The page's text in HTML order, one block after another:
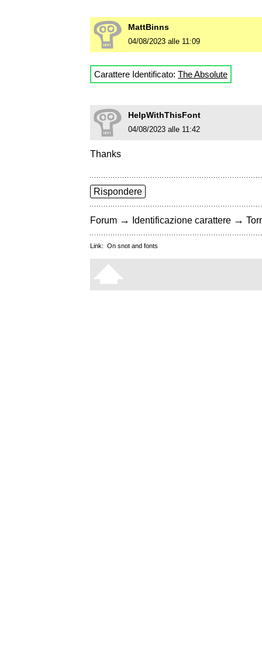
MattBinns
04/08/2023 alle 11:09
Carattere Identificato: The Absolute
HelpWithThisFont
04/08/2023 alle 11:42
Thanks
Rispondere
Forum → Identificazione carattere →
Link: On snot and fonts